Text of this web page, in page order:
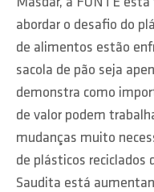
abordar o desafio do
de alimentos estão
sacola de pão seja
demonstra como
de valor podem
mudanças muito
de plásticos reciclados
Saudita está